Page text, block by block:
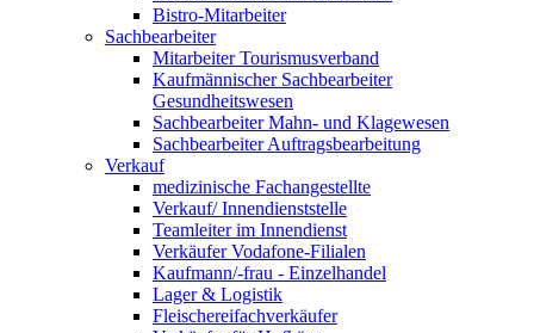
Bistro-Mitarbeiter
Sachbearbeiter
Mitarbeiter Tourismusverband
Kaufmännischer Sachbearbeiter
Gesundheitswesen
Sachbearbeiter Mahn- und Klagewesen
Sachbearbeiter Auftragsbearbeitung
Verkauf
medizinische Fachangestellte
Verkauf/ Innendienststelle
Teamleiter im Innendienst
Verkäufer Vodafone-Filialen
Kaufmann/-frau - Einzelhandel
Lager & Logistik
Fleischereifachverkäufer